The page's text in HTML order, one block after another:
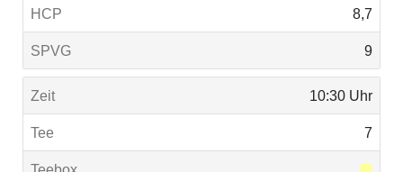
8,7
9
10:30 Uhr
7